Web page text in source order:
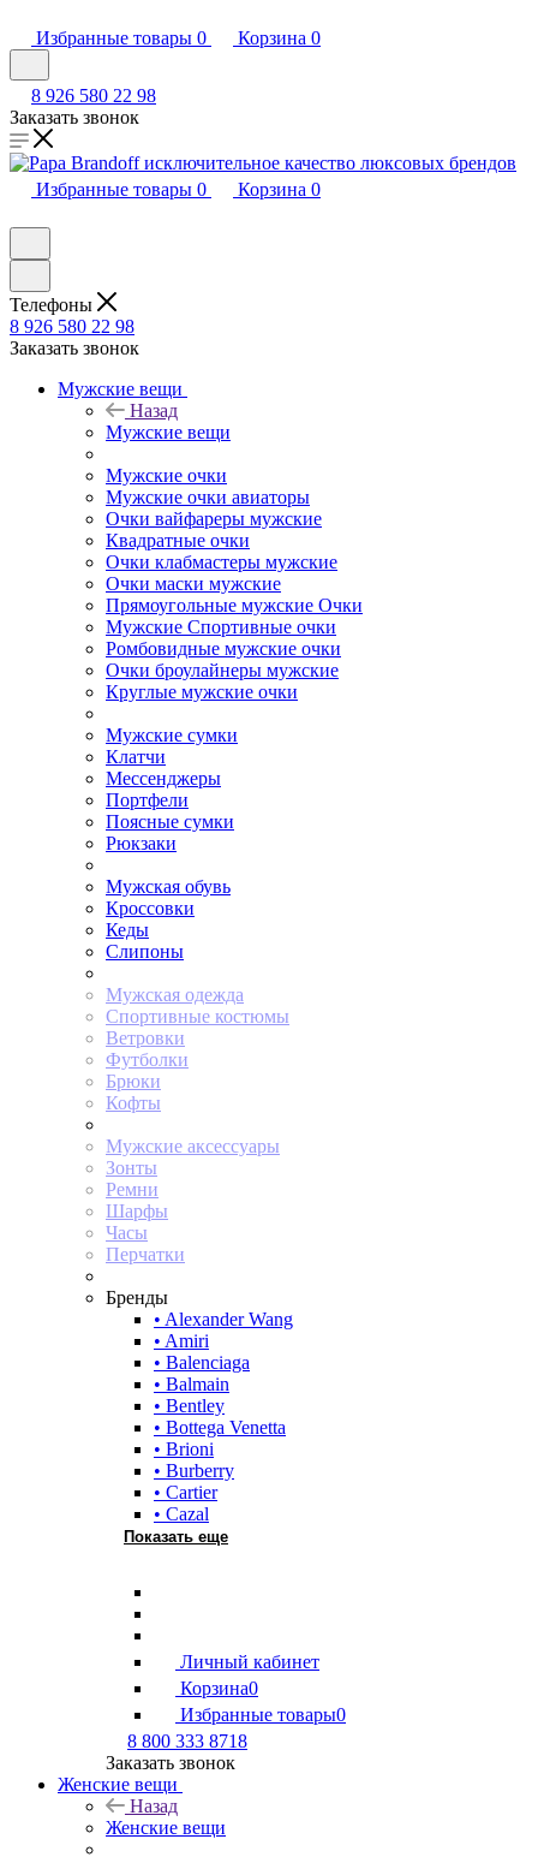
Избранные товары 0 Корзина 0
8 926 580 22 98
Заказать звонок
Избранные товары 0 Корзина 0
Телефоны
8 926 580 22 98
Заказать звонок
Мужские вещи
Назад
Мужские вещи
Мужские очки
Мужские очки авиаторы
Очки вайфареры мужские
Квадратные очки
Очки клабмастеры мужские
Очки маски мужские
Прямоугольные мужские Очки
Мужские Спортивные очки
Ромбовидные мужские очки
Очки броулайнеры мужские
Круглые мужские очки
Мужские сумки
Клатчи
Мессенджеры
Портфели
Поясные сумки
Рюкзаки
Мужская обувь
Кроссовки
Кеды
Слипоны
Мужская одежда
Спортивные костюмы
Ветровки
Футболки
Брюки
Кофты
Мужские аксессуары
Зонты
Ремни
Шарфы
Часы
Перчатки
Бренды
• Alexander Wang
• Amiri
• Balenciaga
• Balmain
• Bentley
• Bottega Venetta
• Brioni
• Burberry
• Cartier
• Cazal
Показать еще
Личный кабинет
Корзина0
Избранные товары0
8 800 333 8718
Заказать звонок
Женские вещи
Назад
Женские вещи